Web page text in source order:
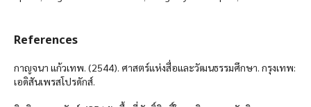
References
กาญจนา แก้วเทพ. (2544). ศาสตร์แห่งสื่อและวัฒนธรรมศึกษา. กรุงเทพ:
เอดิสันเพรสโปรดักส์.